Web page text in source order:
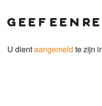
geef een
U dientaangemeld te zijn